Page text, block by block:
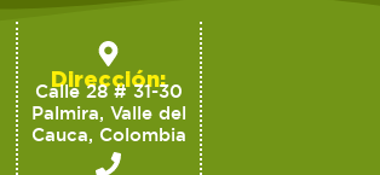
Dirección:
Calle 28 # 31-30
Palmira, Valle del
Cauca, Colombia